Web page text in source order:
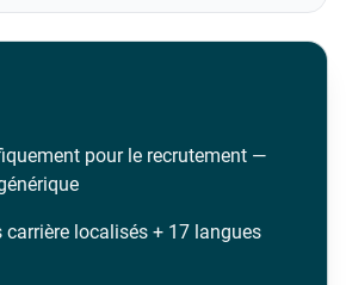
pour le recrutement —
carrière localisés + 17 langues